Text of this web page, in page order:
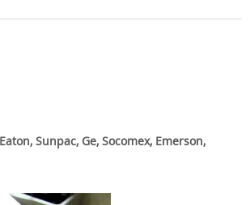
Sunpac, Ge, Socomex, Emerson,